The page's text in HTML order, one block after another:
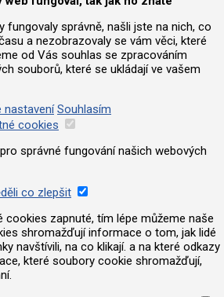
fungovaly správně, našli jste na nich, co
a nezobrazovaly se vám věci, které
od Vás souhlas se zpracováním
souborů, které se ukládají ve vašem
nastavení Souhlasím
cookies
správné fungování našich webových
co zlepšit
cookies zapnuté, tím lépe můžeme naše
shromažďují informace o tom, jak lidé
navštívili, na co klikají. a na které odkazy
které soubory cookie shromažďují,